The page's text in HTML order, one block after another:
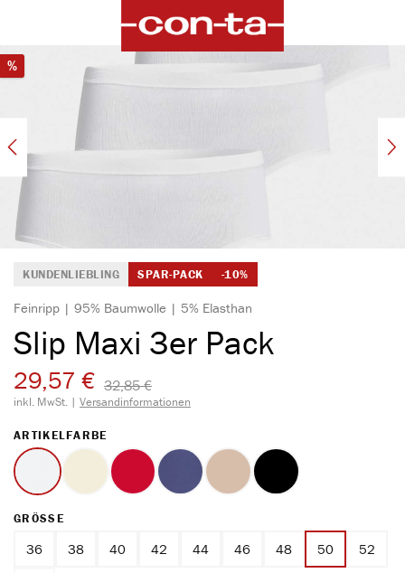
Bildergalerie überspringen
%Rabatt
KUNDENLIEBLING SPAR-PACK -10%
Feinripp | 95% Baumwolle | 5% Elasthan
Slip Maxi 3er Pack
29,57 € 32,85 €​
inkl. MwSt. | Versandinformationen
ARTIKELFARBE
weiss ecru marine schwarz
GRÖSSE AUSWÄHLEN
36 38 40 42 44 46 48 50 52